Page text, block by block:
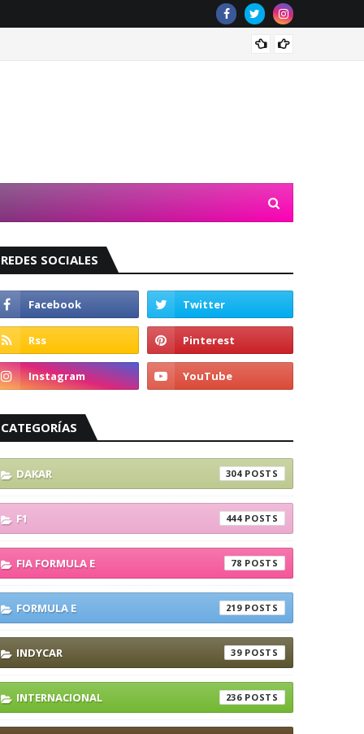
REDES SOCIALES
CATEGORÍAS
DAKAR 304
F1 444
FIA FORMULA E 78
FORMULA E 219
INDYCAR 39
INTERNACIONAL 236